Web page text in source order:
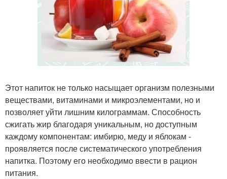
Этот напиток не только насыщает организм полезными
веществами, витаминами и микроэлементами, но и
позволяет уйти лишним килограммам. Способность
сжигать жир благодаря уникальным, но доступным
каждому компонентам: имбирю, меду и яблокам -
проявляется после систематического употребления
напитка. Поэтому его необходимо ввести в рацион
питания.